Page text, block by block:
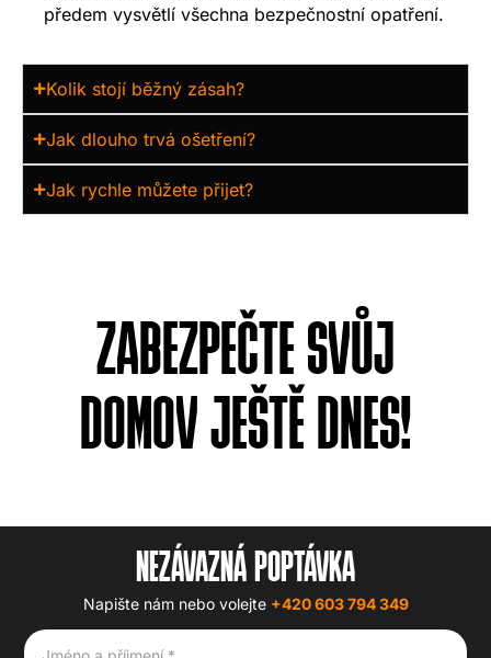
předem vysvětlí všechna bezpečnostní opatření.
Kolik stojí běžný zásah?
Jak dlouho trvá ošetření?
Jak rychle můžete přijet?
ZABEZPEČTE SVŮJ
DOMOV JEŠTĚ DNES!
NEZÁVAZNÁ POPTÁVKA
Napište nám nebo volejte +420 603 794 349